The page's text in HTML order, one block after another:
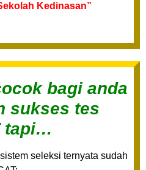
Kedinasan”
bagi anda
sukses tes
tapi…
seleksi ternyata sudah